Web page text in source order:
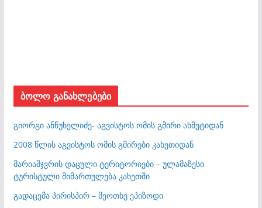
ბოლო განახლებები
გიორგი ანწუხელიძე- აგვისტოს ომის გმირი ახმეტიდან
2008 წლის აგვისტოს ომის გმირები კახეთიდან
მარიამჯვრის დაცული ტერიტორიები – ულამაზესი
ტურისტული მიმართულება კახეთში
გადაცემა პირისპირ – მეოთხე ეპიზოდი